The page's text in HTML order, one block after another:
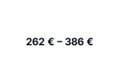
262 € – 386 €